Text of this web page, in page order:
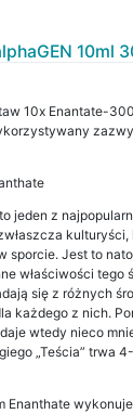
10ml
10x Enantate-
jeden z
sporcie. Jest to
właściwości tego
się z różnych
każdego z nich.
wtedy nieco
„Teścia” trwa
Enanthate